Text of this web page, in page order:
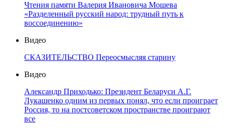
Чтения памяти Валерия Ивановича Мошева
«Разделенный русский народ: трудный путь к
воссоединению»
Видео
СКАЗИТЕЛЬСТВО Переосмысляя старину
Видео
Александр Приходько: Президент Беларуси А.Г.
Лукашенко одним из первых понял, что если проиграет
Россия, то на постсоветском пространстве проиграют
все